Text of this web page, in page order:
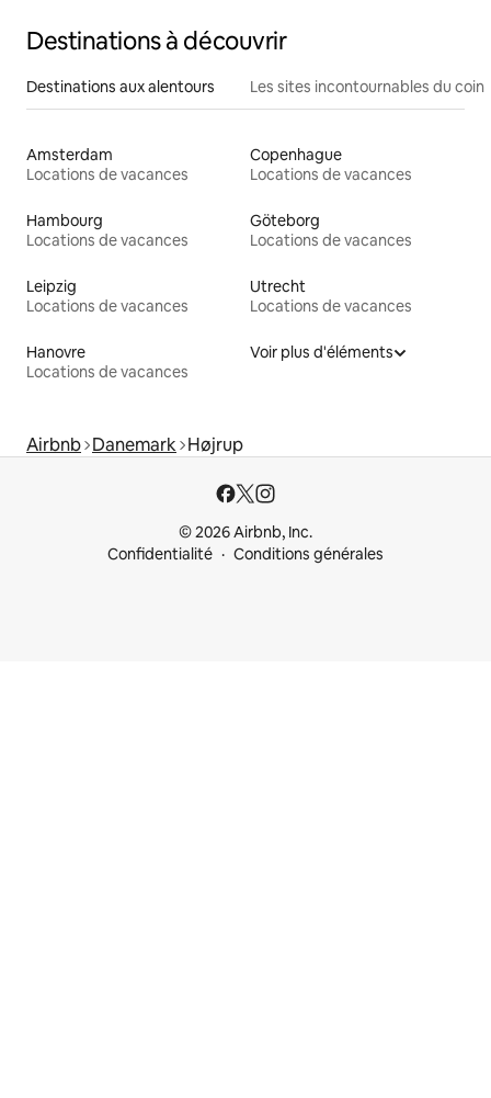
Destinations à découvrir
Destinations aux alentours Les sites incontournables du coin
Amsterdam
Locations de vacances
Copenhague
Locations de vacances
Hambourg
Locations de vacances
Göteborg
Locations de vacances
Leipzig
Locations de vacances
Utrecht
Locations de vacances
Hanovre
Locations de vacances
Voir plus d'éléments
Airbnb Danemark Højrup
© 2026 Airbnb, Inc.
Confidentialité
Conditions générales